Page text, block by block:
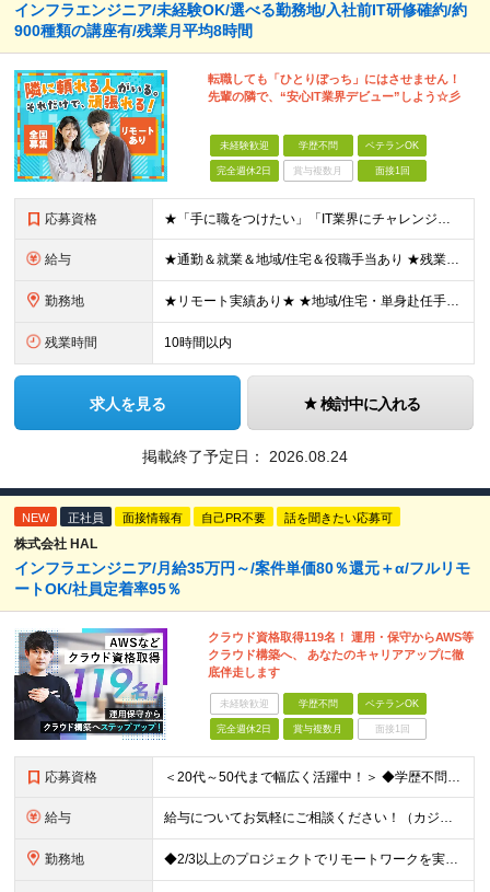
インフラエンジニア/未経験OK/選べる勤務地/入社前IT研修確約/約
900種類の講座有/残業月平均8時間
転職しても「ひとりぼっち」にはさせません！
先輩の隣で、“安心IT業界デビュー”しよう☆彡
未経験歓迎 学歴不問 ベテランOK
完全週休2日 賞与複数月 面接1回
応募資格 ★「手に職をつけたい」「IT業界にチャレンジしたい」方歓迎！ ■学歴不問 ■IT知識・理系文系不問！未経験・第二新卒OK ★ITサポート・IT事務やエンジニアの経験をお持ちの方は優遇します！ 地方在
給与 ★通勤＆就業＆地域/住宅＆役職手当あり ★残業代は全額支給 ★選べる給与制度あり！ ■東京・神奈川・千葉・埼玉勤務の場合 月給24.5万円～55万円＋諸手当 （残業代は全額支給） (20,000円の
勤務地 ★リモート実績あり★ ★地域/住宅・単身赴任手当などサポートも万全 ★転任費用や寮・社宅制度も完備しています ★勤務地については希望を考慮の上、決定します ★面接地エリアでの就業率92％以上！ 『地
残業時間 10時間以内
求人を見る 検討中に入れる
掲載終了予定日： 2026.08.24
NEW 正社員 面接情報有 自己PR不要 話を聞きたい応募可
株式会社 HAL
インフラエンジニア/月給35万円～/案件単価80％還元＋α/フルリモ
ートOK/社員定着率95％
クラウド資格取得119名！ 運用・保守からAWS等
クラウド構築へ、 あなたのキャリアアップに徹
底伴走します
未経験歓迎 学歴不問 ベテランOK
完全週休2日 賞与複数月 面接1回
応募資格 ＜20代～50代まで幅広く活躍中！＞ ◆学歴不問 ◆何らかのインフラ関連の実務経験 ★経験年数不問/運用監視レベルも歓迎 ＜こんな方は大歓迎！＞ ◎今の収入に不満がある ◎もっと上流の案件で活躍した
給与 給与についてお気軽にご相談ください！（カジュアル面談可能） 月給35万円～＋各種手当＋賞与2回 ※固定残業代は、時間外労働の有無に関わらず40時間分を87,500円～支給 ※超過分は別途支給 ※試用
勤務地 ◆2/3以上のプロジェクトでリモートワークを実施中！ ≪自社拠点≫ ・東京本社／東京都千代田区丸の内二丁目6番1号 丸の内パークビルディング6階 ・関西支社／⼤阪府⼤阪市中央区安⼟町2-3-13 ⼤